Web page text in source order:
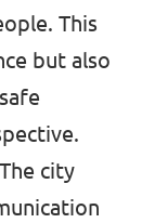
This
but also
city